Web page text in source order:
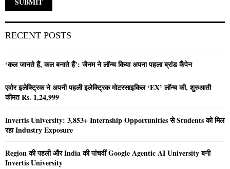
RECENT POSTS
‘कल जानते हैं, कल बनाते हैं’: जैनम ने लॉन्च किया अपना पहला ब्रांड कैंपेन
एवोर इलेक्ट्रिक ने अपनी पहली इलेक्ट्रिक मोटरसाइकिल ‘EX’ लॉन्च की, शुरुआती
कीमत Rs. 1,24,999
Invertis University: 3,853+ Internship Opportunities से Students को मिल
रहा Industry Exposure
Region की पहली और India की पांचवीं Google Agentic AI University बनी
Invertis University